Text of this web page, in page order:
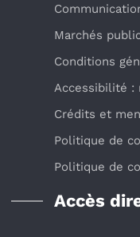
Marchés
Conditions
Accessibilité :
Crédits et
Politique de
Politique de
Accès